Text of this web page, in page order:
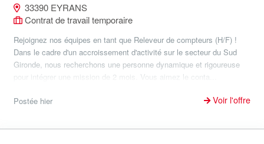
33390 EYRANS
Contrat de travail temporaire
Rejoignez nos équipes en tant que Releveur de compteurs (H/F) !
Dans le cadre d'un accroissement d'activité sur le secteur du Sud
Gironde, nous recherchons une personne dynamique et rigoureuse
pour intégrer une mission de 2 mois. Vous aimez le conta...
Postée hier Voir l'offre